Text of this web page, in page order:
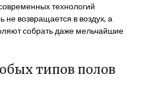
технологий
возвращается в воздух, а
собрать даже мельчайшие
типов полов